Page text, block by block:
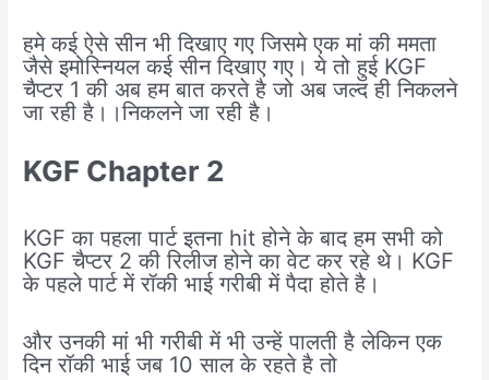
हमे कई ऐसे सीन भी दिखाए गए जिसमे एक मां की ममता
जैसे इमोस्नियल कई सीन दिखाए गए। ये तो हुई KGF
चैप्टर 1 की अब हम बात करते है जो अब जल्द ही निकलने
जा रही है।।निकलने जा रही है।
KGF Chapter 2
KGF का पहला पार्ट इतना hit होने के बाद हम सभी को
KGF चैप्टर 2 की रिलीज होने का वेट कर रहे थे। KGF
के पहले पार्ट में रॉकी भाई गरीबी में पैदा होते है।
और उनकी मां भी गरीबी में भी उन्हें पालती है लेकिन एक
दिन रॉकी भाई जब 10 साल के रहते है तो